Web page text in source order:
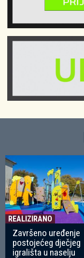
REALIZIRANO
Završeno uređenje
postojećeg dječjeg
igrališta u naselju